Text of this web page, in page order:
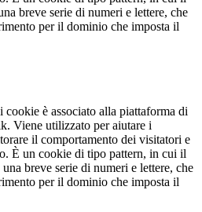
breve serie di numeri e lettere, che
per il dominio che imposta il
cookie è associato alla piattaforma di
Viene utilizzato per aiutare i
il comportamento dei visitatori e
È un cookie di tipo pattern, in cui il
breve serie di numeri e lettere, che
per il dominio che imposta il